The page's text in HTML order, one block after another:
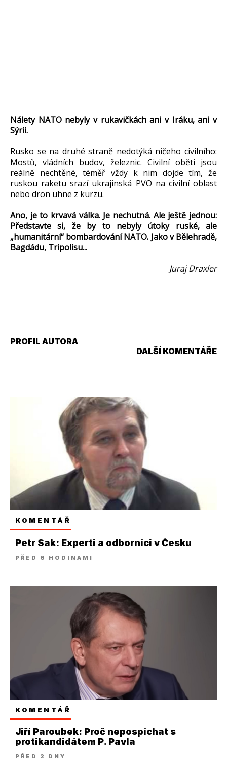
Nálety NATO nebyly v rukavičkách ani v Iráku, ani v
Sýrii.
Rusko se na druhé straně nedotýká ničeho civilního:
Mostů, vládních budov, železnic. Civilní oběti jsou
reálně nechtěné, téměř vždy k nim dojde tím, že
ruskou raketu srazí ukrajinská PVO na civilní oblast
nebo dron uhne z kurzu.
Ano, je to krvavá válka. Je nechutná. Ale ještě jednou:
Představte si, že by to nebyly útoky ruské, ale
„humanitární“ bombardování NATO. Jako v Bělehradě,
Bagdádu, Tripolisu...
Juraj Draxler
PROFIL AUTORA
DALŠÍ KOMENTÁŘE
KOMENTÁŘ
Petr Sak: Experti a odborníci v Česku
PŘED 6 HODINAMI
KOMENTÁŘ
Jiří Paroubek: Proč nepospíchat s
protikandidátem P. Pavla
PŘED 2 DNY